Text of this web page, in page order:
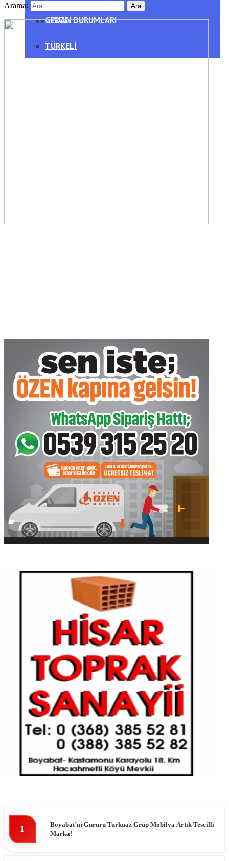
GERZE
TÜRKELI
PUAN DURUMLARI
Arama:
1
Boyabat’ın Gururu Turkuaz Grup Mobilya Artık Tescilli
Marka!